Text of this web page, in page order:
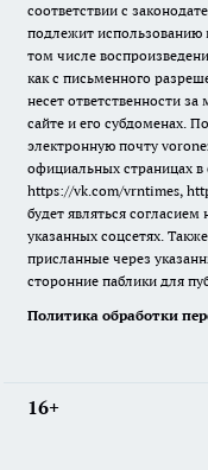
соответствии с
подлежит
том числе
как с письменного
несет ответственности
сайте и его субдоменах.
электронную почту
официальных страницах в
https://vk.com/vrntimes,
будет являться
указанных соцсетях.
присланные через
сторонние паблики для
Политика обработки
16+